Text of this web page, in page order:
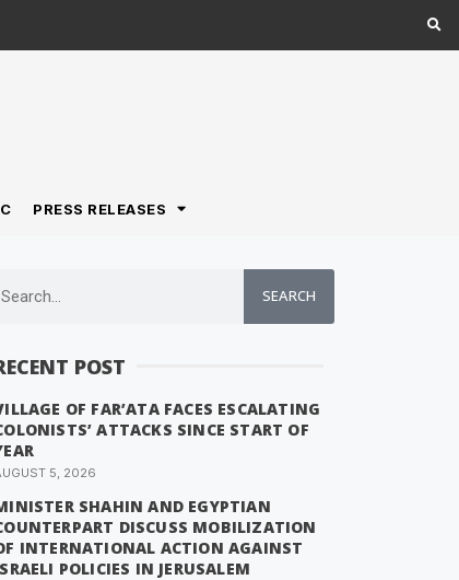
PRESS RELEASES
SEARCH
POST
OF FAR’ATA FACES ESCALATING
ATTACKS SINCE START OF
5, 2026
SHAHIN AND EGYPTIAN
DISCUSS MOBILIZATION
INTERNATIONAL ACTION AGAINST
POLICIES IN JERUSALEM